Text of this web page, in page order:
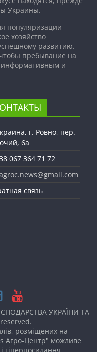
Украины.
популяризации
хозяйство
развитию.
пребывание на
информативным и
г. Ровно, пер.
6а
067 364 71 72
agroc.news@gmail.com
связь
УКРАЇНИ ТА
розміщених на
Агро-Центр" можливе
гіперпосилання.